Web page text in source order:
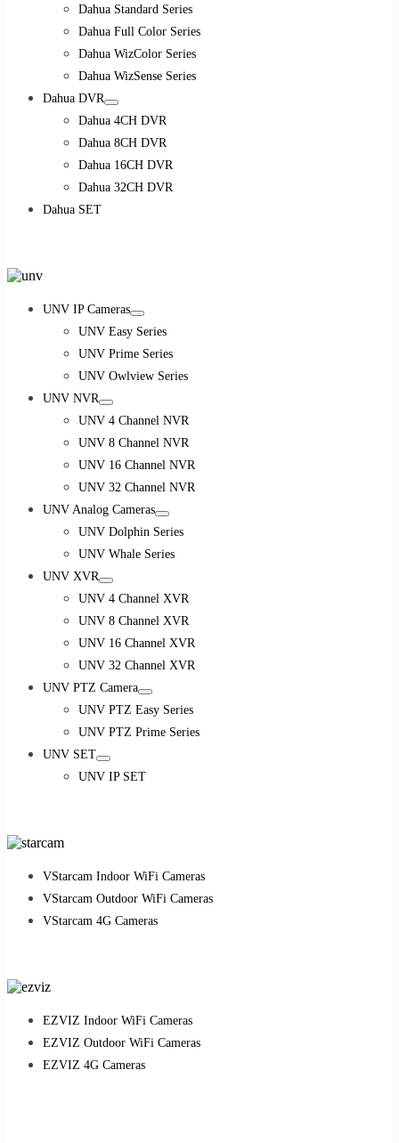
Dahua Standard Series
Dahua Full Color Series
Dahua WizColor Series
Dahua WizSense Series
Dahua DVR
Dahua 4CH DVR
Dahua 8CH DVR
Dahua 16CH DVR
Dahua 32CH DVR
Dahua SET
UNV IP Cameras
UNV Easy Series
UNV Prime Series
UNV Owlview Series
UNV NVR
UNV 4 Channel NVR
UNV 8 Channel NVR
UNV 16 Channel NVR
UNV 32 Channel NVR
UNV Analog Cameras
UNV Dolphin Series
UNV Whale Series
UNV XVR
UNV 4 Channel XVR
UNV 8 Channel XVR
UNV 16 Channel XVR
UNV 32 Channel XVR
UNV PTZ Camera
UNV PTZ Easy Series
UNV PTZ Prime Series
UNV SET
UNV IP SET
VStarcam Indoor WiFi Cameras
VStarcam Outdoor WiFi Cameras
VStarcam 4G Cameras
EZVIZ Indoor WiFi Cameras
EZVIZ Outdoor WiFi Cameras
EZVIZ 4G Cameras